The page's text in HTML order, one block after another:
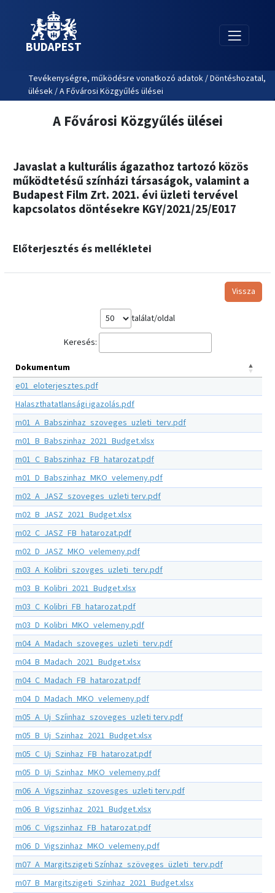
BUDAPEST
Tevékenységre, működésre vonatkozó adatok / Döntéshozatal,
ülések / A Fővárosi Közgyűlés ülései
A Fővárosi Közgyűlés ülései
Javaslat a kulturális ágazathoz tartozó közös
működtetésű színházi társaságok, valamint a
Budapest Film Zrt. 2021. évi üzleti tervével
kapcsolatos döntésekre KGY/2021/25/E017
Előterjesztés és mellékletei
Vissza
találat/oldal
Keresés:
Dokumentum
e01_eloterjesztes.pdf
Halaszthatatlansági igazolás.pdf
m01_A_Babszinhaz_szoveges_uzleti_terv.pdf
m01_B_Babszinhaz_2021_Budget.xlsx
m01_C_Babszinhaz_FB_hatarozat.pdf
m01_D_Babszinhaz_MKO_velemeny.pdf
m02_A_JASZ_szoveges_uzleti terv.pdf
m02_B_JASZ_2021_Budget.xlsx
m02_C_JASZ_FB_hatarozat.pdf
m02_D_JASZ_MKO_velemeny.pdf
m03_A_Kolibri_szovges_uzleti_terv.pdf
m03_B_Kolibri_2021_Budget.xlsx
m03_C_Kolibri_FB_hatarozat.pdf
m03_D_Kolibri_MKO_velemeny.pdf
m04_A_Madach_szoveges_uzleti_terv.pdf
m04_B_Madach_2021_Budget.xlsx
m04_C_Madach_FB_hatarozat.pdf
m04_D_Madach_MKO_velemeny.pdf
m05_A_Uj_Szíinhaz_szoveges_uzleti terv.pdf
m05_B_Uj_Szinhaz_2021_Budget.xlsx
m05_C_Uj_Szinhaz_FB_hatarozat.pdf
m05_D_Uj_Szinhaz_MKO_velemeny.pdf
m06_A_Vigszinhaz_szovesges_uzleti terv.pdf
m06_B_Vigszinhaz_2021_Budget.xlsx
m06_C_Vigszinhaz_FB_hatarozat.pdf
m06_D_Vigszinhaz_MKO_velemeny.pdf
m07_A_Margitszigeti Színhaz_szöveges_üzleti_terv.pdf
m07_B_Margitszigeti_Szinhaz_2021_Budget.xlsx